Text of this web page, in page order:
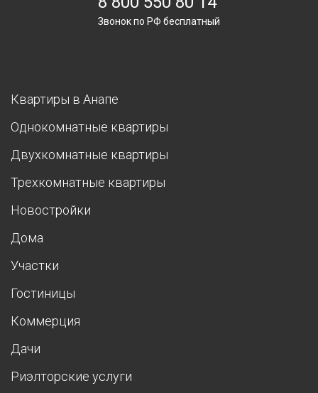
Звонок по РФ бесплатный
Квартиры в Анапе
Однокомнатные квартиры
Двухкомнатные квартиры
Трехкомнатные квартиры
Новостройки
Дома
Участки
Гостиницы
Коммерция
Дачи
Риэлторские услуги